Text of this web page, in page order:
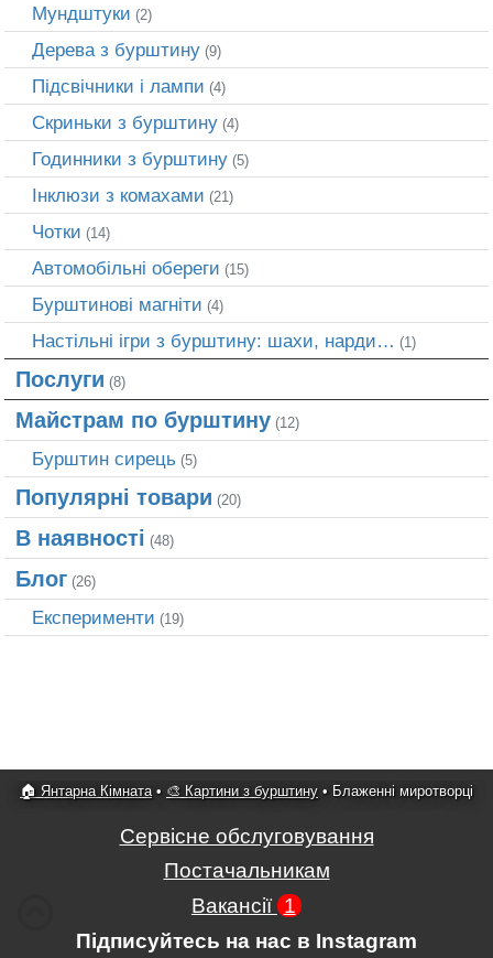
Мундштуки (2)
Дерева з бурштину (9)
Підсвічники і лампи (4)
Скриньки з бурштину (4)
Годинники з бурштину (5)
Інклюзи з комахами (21)
Чотки (14)
Автомобільні обереги (15)
Бурштинові магніти (4)
Настільні ігри з бурштину: шахи, нарди… (1)
Послуги (8)
Майстрам по бурштину (12)
Бурштин сирець (5)
Популярні товари (20)
В наявності (48)
Блог (26)
Експерименти (19)
🏠 Янтарна Кімната• 🎨 Картини з бурштину • Блаженні миротворці
Сервісне обслуговування
Постачальникам
Вакансії 1
Підписуйтесь на нас в Instagram